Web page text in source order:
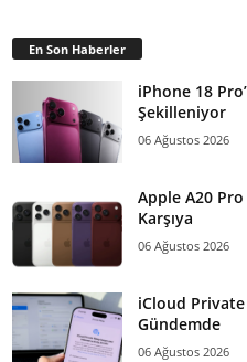
En Son Haberler
iPhone 18
Şekilleniyor
06 Ağustos 2026
Apple A20
Karşıya
06 Ağustos 2026
iCloud Private
Gündemde
06 Ağustos 2026